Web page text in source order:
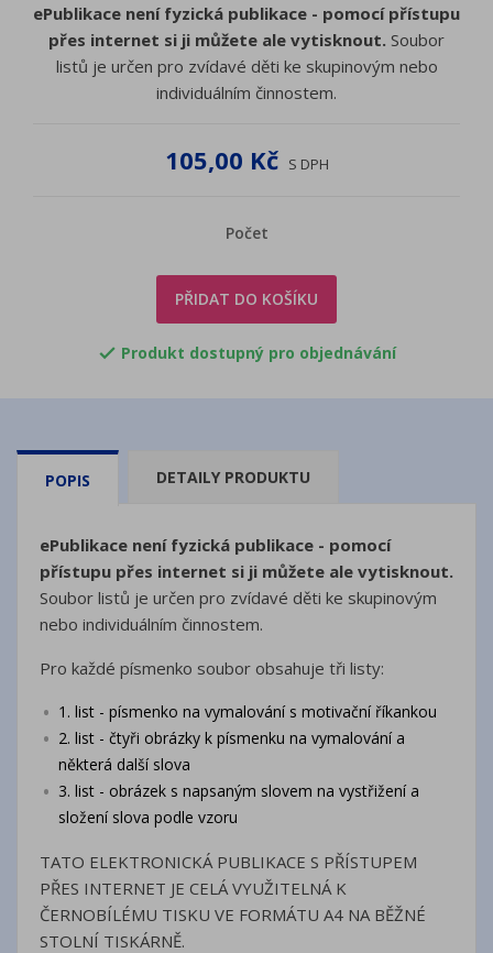
ePublikace není fyzická publikace - pomocí přístupu
přes internet si ji můžete ale vytisknout. Soubor
listů je určen pro zvídavé děti ke skupinovým nebo
individuálním činnostem.
105,00 Kč S DPH
Počet
PŘIDAT DO KOŠÍKU
 Produkt dostupný pro objednávání
POPIS DETAILY PRODUKTU
ePublikace není fyzická publikace - pomocí
přístupu přes internet si ji můžete ale vytisknout.
Soubor listů je určen pro zvídavé děti ke skupinovým
nebo individuálním činnostem.
Pro každé písmenko soubor obsahuje tři listy:
1. list - písmenko na vymalování s motivační říkankou
2. list - čtyři obrázky k písmenku na vymalování a
některá další slova
3. list - obrázek s napsaným slovem na vystřižení a
složení slova podle vzoru
TATO ELEKTRONICKÁ PUBLIKACE S PŘÍSTUPEM
PŘES INTERNET JE CELÁ VYUŽITELNÁ K
ČERNOBÍLÉMU TISKU VE FORMÁTU A4 NA BĚŽNÉ
STOLNÍ TISKÁRNĚ.